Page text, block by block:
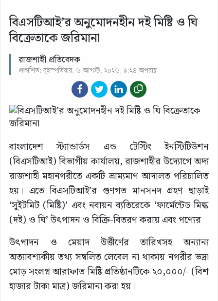
বিএসটিআই’র অনুমোদনহীন দই মিষ্টি ও ঘি
বিক্রেতাকে জরিমানা
রাজশাহী প্রতিবেদক
প্রকাশিত: বৃহস্পতিবার, ৬ আগস্ট, ২০২৬, ৯:২৪ অপরাহ্ণ
বাংলাদেশ স্ট্যান্ডার্ডস এন্ড টেস্টিং ইনস্টিটিউশন
(বিএসটিআই) বিভাগীয় কার্যালয়, রাজশাহীর উদ্যোগে অদ্য
রাজশাহী মহানগরীতে একটি ভ্রাম্যমাণ আদালত পরিচালিত
হয়। এতে বিএসটিআই’র গুণগত মানসনদ গ্রহণ ছাড়াই
‘সুইটমিট (মিষ্টি)’ এবং নবায়ন ব্যতিরেকে ‘ফার্মেন্টেড মিল্ক
(দই) ও ঘি’ উৎপাদন ও বিক্রি-বিতরণ করায় এবং পণ্যের
উৎপাদন ও মেয়াদ উত্তীর্ণের তারিখসহ অন্যান্য
অত্যাবশ্যকীয় তথ্য সম্বলিত লেবেল না থাকায় নগরীর ভদ্রা
মোড় সংলগ্ন আরাফাত মিষ্টি প্রতিষ্ঠানটিকে ২০,০০০/- (বিশ
হাজার টাকা মাত্র) জরিমানা করা হয়।